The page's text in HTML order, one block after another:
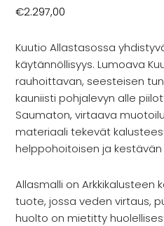
€2.297,00
Kuutio Allastasossa
käytännöllisyys. Lumoava
rauhoittavan, seesteisen
kauniisti pohjalevyn alle
Saumaton, virtaava
materiaali tekevät
helppohoitoisen ja
Allasmalli on
tuote, jossa veden virtaus,
huolto on mietitty